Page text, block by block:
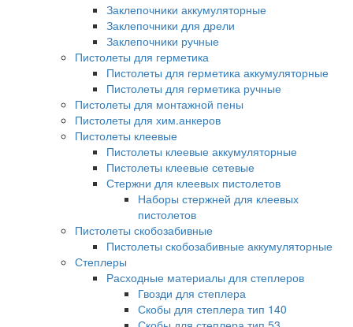
Заклепочники аккумуляторные
Заклепочники для дрели
Заклепочники ручные
Пистолеты для герметика
Пистолеты для герметика аккумуляторные
Пистолеты для герметика ручные
Пистолеты для монтажной пены
Пистолеты для хим.анкеров
Пистолеты клеевые
Пистолеты клеевые аккумуляторные
Пистолеты клеевые сетевые
Стержни для клеевых пистолетов
Наборы стержней для клеевых
пистолетов
Пистолеты скобозабивные
Пистолеты скобозабивные аккумуляторные
Степлеры
Расходные материалы для степлеров
Гвозди для степлера
Скобы для степлера тип 140